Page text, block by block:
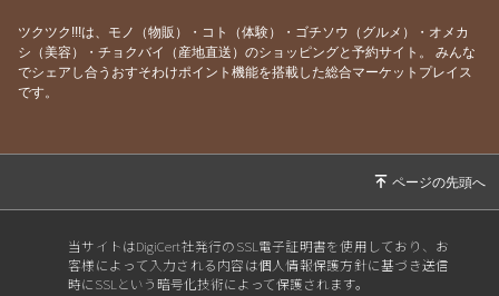
2026/06/10【6/21】第137回岩槻安穏朝市・父の日ワーク
ショップまつり開催！パパ自慢大会で賞品をゲ
した！年に一度のお楽しみ♪ハチミツまつり開
催！
ツクツク!!!は、モノ（物販）・コト（体験）・ゴチソウ（グルメ）・オメカ
シ（美容）・チョクバイ（産地直送）のショッピングと予約サイト。
みんな
でシェアし合うおすそわけポイント機能を搭載した総合マーケットプレイス
です。
当サイトはDigiCert社発行のSSL電子証明書を使用しており、お
客様によって入力される内容は個人情報保護方針に基づき送信
時にSSLという暗号化技術によって保護されます。